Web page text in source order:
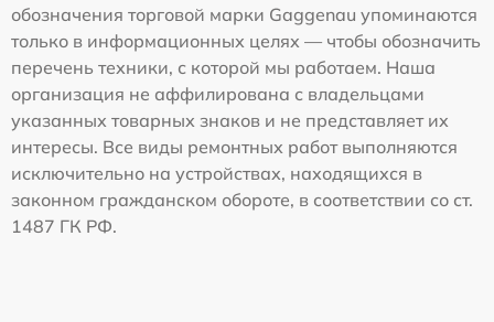
обозначения торговой марки Gaggenau упоминаются
только в информационных целях — чтобы обозначить
перечень техники, с которой мы работаем. Наша
организация не аффилирована с владельцами
указанных товарных знаков и не представляет их
интересы. Все виды ремонтных работ выполняются
исключительно на устройствах, находящихся в
законном гражданском обороте, в соответствии со ст.
1487 ГК РФ.